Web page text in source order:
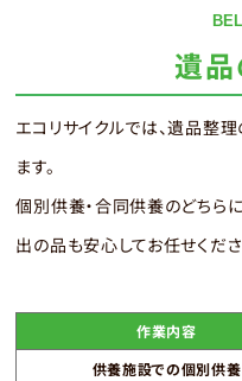
遺
エコリサイクルでは、遺品整
ます。
個別供養・合同供養のどちら
出の品も安心してお任せくださ
作業内容
供養施設での個別供養